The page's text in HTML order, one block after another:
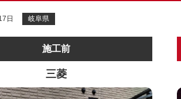
日 岐阜県
施工前
三菱